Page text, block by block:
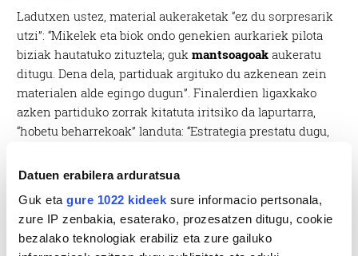
Datuen erabilera arduratsua
Guk eta gure 1022 kideek sure informacio pertsonala,
zure IP zenbakia, esaterako, prozesatzen ditugu, cookie
bezalako teknologiak erabiliz eta zure gailuko
Ladutxen ustez, material aukeraketak “ez du sorpresarik
utzi”: “Mikelek eta biok ondo genekien aurkariek pilota
biziak hautatuko zituztela; gukmantsoagoak aukeratu
ditugu. Dena dela, partiduak argituko du azkenean zein
materialen alde egingo dugun”. Finalerdien ligaxkako
azken partiduko zorrak kitatuta iritsiko da lapurtarra,
“hobetu beharrekoak” landuta: “Estrategia prestatu dugu,